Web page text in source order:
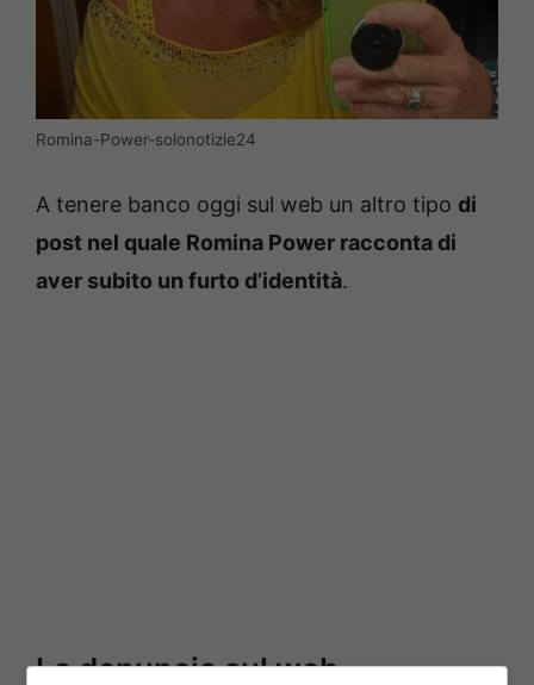
Romina-Power-solonotizie24
A tenere banco oggi sul web un altro tipo di
post nel quale Romina Power racconta di
aver subito un furto d’identità.
La denuncia sul web